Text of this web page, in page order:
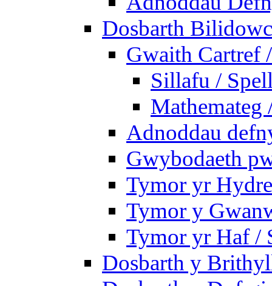
Dosbarth
Gwaith Cartref
Sillafu /
Mathemateg
Adnoddau
Gwybodaeth
Tymor yr
Tymor y
Tymor yr Haf /
Dosbarth y